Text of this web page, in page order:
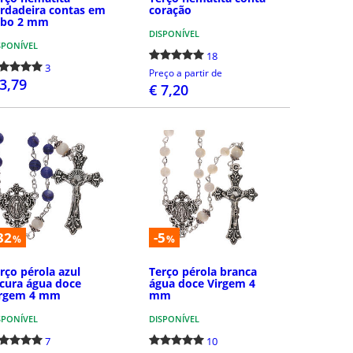
contas em
2 mm
3
coração
DISPONÍVEL
18
Preço a partir de
€ 7,20
%
pérola azul
água doce
4 mm
7
-5%
Terço pérola branca
água doce Virgem 4
mm
DISPONÍVEL
10